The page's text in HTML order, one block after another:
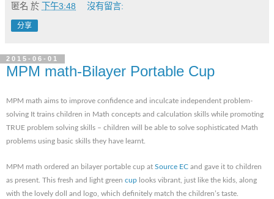
匿名 於 下午3:48 沒有留言:
分享
2015-06-01
MPM math-Bilayer Portable Cup
MPM math aims to improve confidence and inculcate independent problem-
solving It trains children in Math concepts and calculation skills while promoting
TRUE problem solving skills – children will be able to solve sophisticated Math
problems using basic skills they have learnt.
MPM math ordered an bilayer portable cup at Source EC and gave it to children
as present. This fresh and light green cup looks vibrant, just like the kids, along
with the lovely doll and logo, which definitely match the children’s taste.